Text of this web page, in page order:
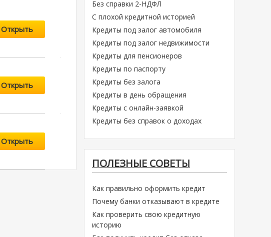
Открыть
Открыть
Открыть
Без справки 2-НДФЛ
С плохой кредитной историей
Кредиты под залог автомобиля
Кредиты под залог недвижимости
Кредиты для пенсионеров
Кредиты по паспорту
Кредиты без залога
Кредиты в день обращения
Кредиты с онлайн-заявкой
Кредиты без справок о доходах
ПОЛЕЗНЫЕ СОВЕТЫ
Как правильно оформить кредит
Почему банки отказывают в кредите
Как проверить свою кредитную
историю